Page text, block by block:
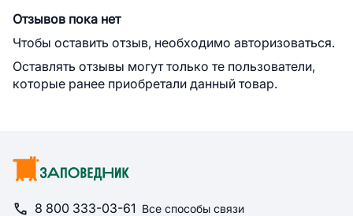
Отзывов пока нет
Чтобы оставить отзыв, необходимо авторизоваться.
Оставлять отзывы могут только те пользователи,
которые ранее приобретали данный товар.
8 800 333-03-61 Все способы связи